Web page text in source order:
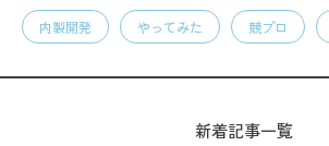
内製開発 やってみた 競プロ
新着記事一覧